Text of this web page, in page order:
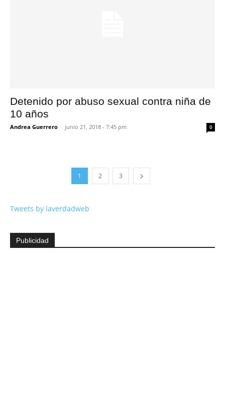
Detenido por abuso sexual contra niña de
10 años
Andrea Guerrero - junio 21, 2018 - 7:45 pm 0
1 2 3
Tweets by laverdadweb
Publicidad